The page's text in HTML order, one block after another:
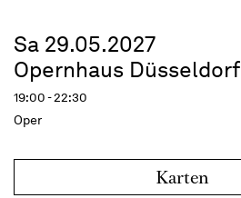
Sa 29.05.2027
Opernhaus Düsseldorf
19:00 - 22:30
Oper
Karten